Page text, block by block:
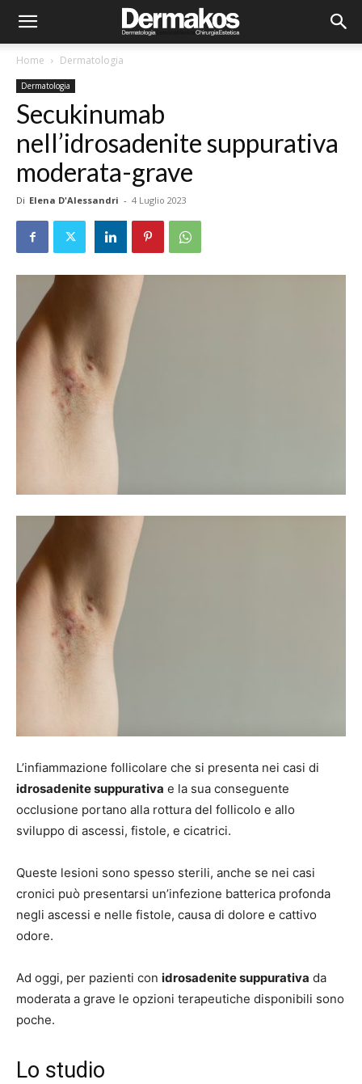
Home Dermatologia
Dermatologia
Secukinumab
nell’idrosadenite suppurativa
moderata-grave
Di Elena D'Alessandri - 4 Luglio 2023
L’infiammazione follicolare che si presenta nei casi di
idrosadenite suppurativa e la sua conseguente
occlusione portano alla rottura del follicolo e allo
sviluppo di ascessi, fistole, e cicatrici.
Queste lesioni sono spesso sterili, anche se nei casi
cronici può presentarsi un’infezione batterica profonda
negli ascessi e nelle fistole, causa di dolore e cattivo
odore.
Ad oggi, per pazienti con idrosadenite suppurativa da
moderata a grave le opzioni terapeutiche disponibili sono
poche.
Lo studio